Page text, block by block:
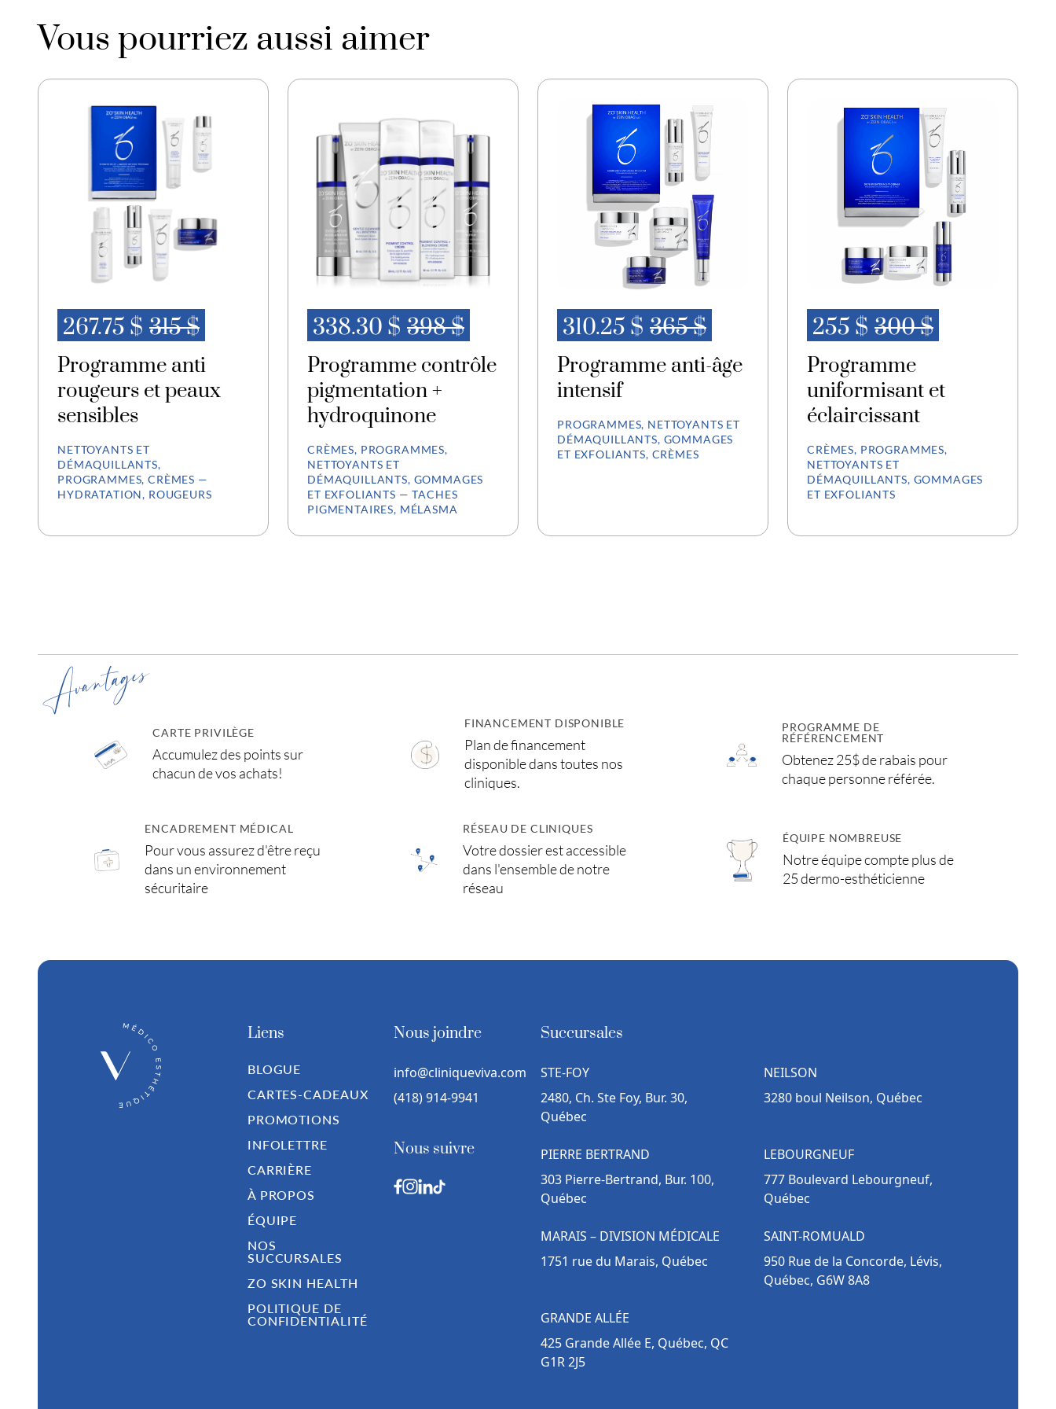
Vous pourriez aussi aimer
267.75 $ 315 $
Programme anti
rougeurs et peaux
sensibles
NETTOYANTS ET
DÉMAQUILLANTS,
PROGRAMMES, CRÈMES —
HYDRATATION, ROUGEURS
338.30 $ 398 $
Programme contrôle
pigmentation +
hydroquinone
CRÈMES, PROGRAMMES,
NETTOYANTS ET
DÉMAQUILLANTS, GOMMAGES
ET EXFOLIANTS — TACHES
PIGMENTAIRES, MÉLASMA
310.25 $ 365 $
Programme anti-âge
intensif
PROGRAMMES, NETTOYANTS ET
DÉMAQUILLANTS, GOMMAGES
ET EXFOLIANTS, CRÈMES
255 $ 300 $
Programme
uniformisant et
éclaircissant
CRÈMES, PROGRAMMES,
NETTOYANTS ET
DÉMAQUILLANTS, GOMMAGES
ET EXFOLIANTS
Avantages
CARTE PRIVILÈGE
Accumulez des points sur
chacun de vos achats!
FINANCEMENT DISPONIBLE
Plan de financement
disponible dans toutes nos
cliniques.
PROGRAMME DE
RÉFÉRENCEMENT
Obtenez 25$ de rabais pour
chaque personne référée.
ENCADREMENT MÉDICAL
Pour vous assurez d'être reçu
dans un environnement
sécuritaire
RÉSEAU DE CLINIQUES
Votre dossier est accessible
dans l'ensemble de notre
réseau
ÉQUIPE NOMBREUSE
Notre équipe compte plus de
25 dermo-esthéticienne
Succursales
STE-FOY
2480, Ch. Ste Foy, Bur. 30,
Québec
NEILSON
3280 boul Neilson, Québec
PIERRE BERTRAND
303 Pierre-Bertrand, Bur. 100,
Québec
LEBOURGNEUF
777 Boulevard Lebourgneuf,
Québec
MARAIS – DIVISION MÉDICALE
1751 rue du Marais, Québec
SAINT-ROMUALD
950 Rue de la Concorde, Lévis,
Québec, G6W 8A8
GRANDE ALLÉE
425 Grande Allée E, Québec, QC
G1R 2J5
Liens
BLOGUE
CARTES-CADEAUX
PROMOTIONS
INFOLETTRE
CARRIÈRE
À PROPOS
ÉQUIPE
NOS
SUCCURSALES
ZO SKIN HEALTH
POLITIQUE DE
CONFIDENTIALITÉ
Nous joindre
info@cliniqueviva.com
(418) 914-9941
Nous suivre